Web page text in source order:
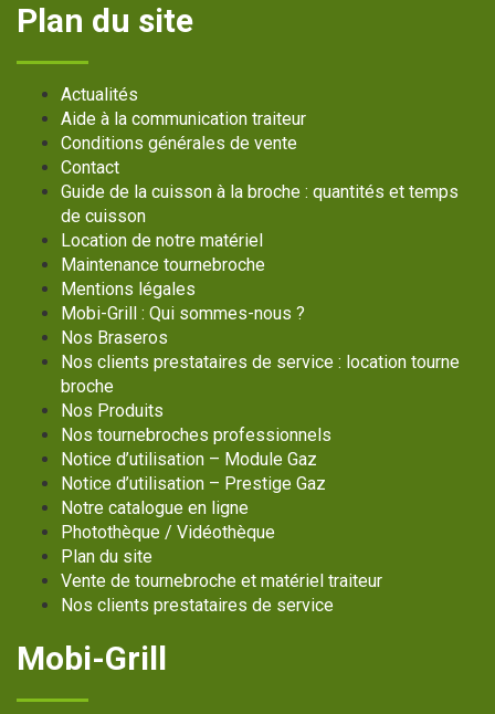
Plan du site
Actualités
Aide à la communication traiteur
Conditions générales de vente
Contact
Guide de la cuisson à la broche : quantités et temps
de cuisson
Location de notre matériel
Maintenance tournebroche
Mentions légales
Mobi-Grill : Qui sommes-nous ?
Nos Braseros
Nos clients prestataires de service : location tourne
broche
Nos Produits
Nos tournebroches professionnels
Notice d’utilisation – Module Gaz
Notice d’utilisation – Prestige Gaz
Notre catalogue en ligne
Photothèque / Vidéothèque
Plan du site
Vente de tournebroche et matériel traiteur
Nos clients prestataires de service
Mobi-Grill